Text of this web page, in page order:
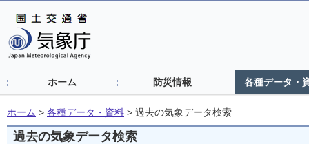
ホーム 防災情報 各種データ・
ホーム > 各種データ・資料 > 過去の気象データ検索
過去の気象データ検索